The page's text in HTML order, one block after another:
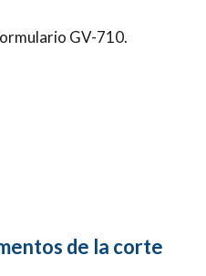
GV-710.
de la corte